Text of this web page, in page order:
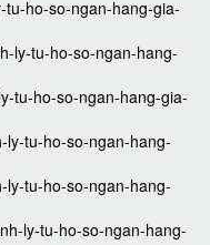
ho-so-ngan-hang-gia-
ly-tu-ho-so-ngan-hang-
tu-ho-so-ngan-hang-gia-
ly-tu-ho-so-ngan-hang-
ly-tu-ho-so-ngan-hang-
ly-tu-ho-so-ngan-hang-